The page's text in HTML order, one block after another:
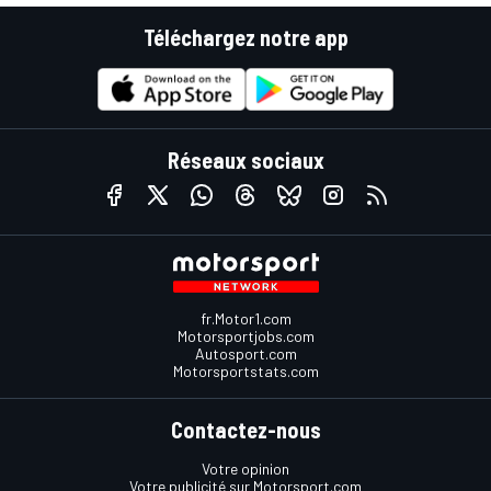
Téléchargez notre app
Réseaux sociaux
fr.Motor1.com
Motorsportjobs.com
Autosport.com
Motorsportstats.com
Contactez-nous
Votre opinion
Votre publicité sur Motorsport.com